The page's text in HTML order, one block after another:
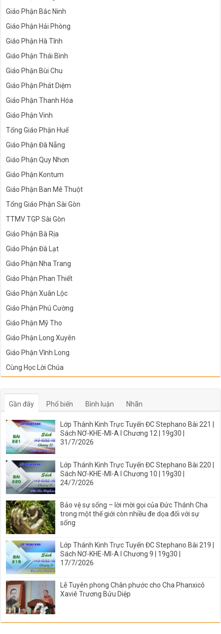
Giáo Phận Bắc Ninh
Giáo Phận Hải Phòng
Giáo Phận Hà Tĩnh
Giáo Phận Thái Bình
Giáo Phận Bùi Chu
Giáo Phận Phát Diệm
Giáo Phận Thanh Hóa
Giáo Phận Vinh
Tổng Giáo Phận Huế
Giáo Phận Đà Nẵng
Giáo Phận Quy Nhơn
Giáo Phận Kontum
Giáo Phận Ban Mê Thuột
Tổng Giáo Phận Sài Gòn
TTMV TGP Sài Gòn
Giáo Phận Bà Rịa
Giáo Phận Đà Lạt
Giáo Phận Nha Trang
Giáo Phận Phan Thiết
Giáo Phận Xuân Lộc
Giáo Phận Phú Cường
Giáo Phận Mỹ Tho
Giáo Phận Long Xuyên
Giáo Phận Vĩnh Long
Cùng Học Lời Chúa
Gần đây Phổ biến Bình luận Nhãn
Lớp Thánh Kinh Trực Tuyến ĐC Stephano Bài 221 |
Sách NƠ-KHE-MI-A I Chương 12 | 19g30 |
31/7/2026
Lớp Thánh Kinh Trực Tuyến ĐC Stephano Bài 220 |
Sách NƠ-KHE-MI-A I Chương 10 | 19g30 |
24/7/2026
Bảo vệ sự sống – lời mời gọi của Đức Thánh Cha
trong một thế giới còn nhiều đe dọa đối với sự
sống
Lớp Thánh Kinh Trực Tuyến ĐC Stephano Bài 219 |
Sách NƠ-KHE-MI-A I Chương 9 | 19g30 |
17/7/2026
Lễ Tuyên phong Chân phước cho Cha Phanxicô
Xaviê Trương Bửu Diệp